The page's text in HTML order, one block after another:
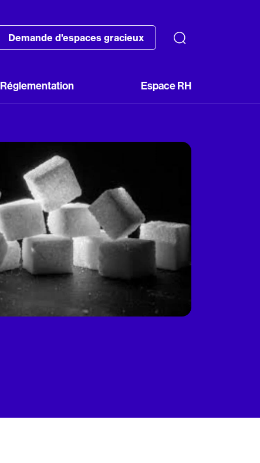
Demande d'espaces gracieux
Réglementation Espace RH